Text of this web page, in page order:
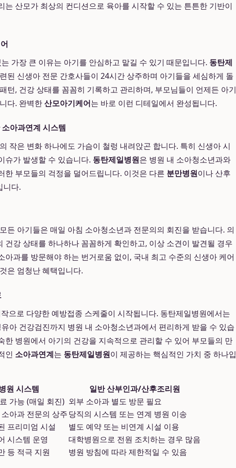
는 산모가 최상의 컨디션으로 육아를 시작할 수 있는 튼튼한 기반이
가장 큰 이유는 아기를 안심하고 맡길 수 있기 때문입니다. 동탄제
된 신생아 전문 간호사들이 24시간 상주하며 아기들을 세심하게 돌
턴, 건강 상태를 꼼꼼히 기록하고 관리하며, 부모님들이 언제든 아기
다. 완벽한산모아기케어는 바로 이런 디테일에서 완성됩니다.
아과연계 시스템
작은 변화 하나에도 가슴이 철렁 내려앉곤 합니다. 특히 신생아 시
슈가 발생할 수 있습니다. 동탄제일병원은 병원 내 소아청소년과와
한 부모들의 걱정을 덜어드립니다. 이것은 다른 분만병원이나 산후
니다.
든 아기들은 매일 아침 소아청소년과 전문의의 회진을 받습니다. 의
강 상태를 하나하나 꼼꼼하게 확인하고, 이상 소견이 발견될 경우
과를 방문해야 하는 번거로움 없이, 국내 최고 수준의 신생아 케어
은 엄청난 혜택입니다.
으로 다양한 예방접종 스케줄이 시작됩니다. 동탄제일병원에서는
아 건강검진까지 병원 내 소아청소년과에서 편리하게 받을 수 있습
한 병원에서 아기의 건강을 지속적으로 관리할 수 있어 부모들의 만
인 소아과연계는 동탄제일병원이 제공하는 핵심적인 가치 중 하나입
원 시스템
일반 산부인과/산후조리원
가능 (매일 회진) 외부 소아과 별도 방문 필요
아과 전문의 상주당직의 시스템 또는 연계 병원 이송
프리미엄 시설
별도 예약 또는 비연계 시설 이용
시스템 운영
대학병원으로 전원 조치하는 경우 많음
등 적극 지원 병원 방침에 따라 제한적일 수 있음